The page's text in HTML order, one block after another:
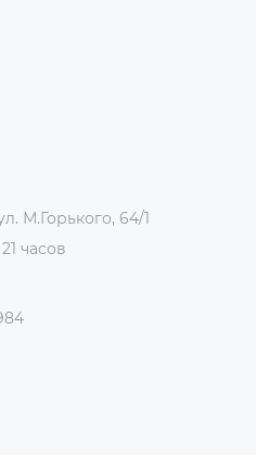
М.Горького, 64/1
часов